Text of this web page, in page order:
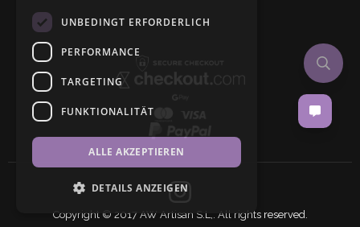
Copyright © 2017 AW Artisan S.L,. All rights reserved.
UNBEDINGT ERFORDERLICH
PERFORMANCE
TARGETING
FUNKTIONALITÄT
ALLE AKZEPTIEREN
DETAILS ANZEIGEN